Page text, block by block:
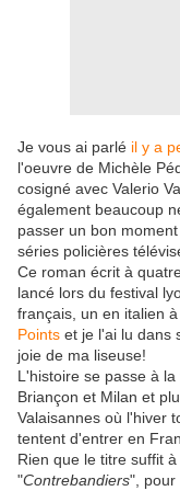
Je vous ai parlé il y a
l'oeuvre de Michèle
cosigné avec Valerio
également beaucoup
passer un bon
séries policières
Ce roman écrit à
lancé lors du festival
français, un en italien
Points et je l'ai lu dans
joie de ma liseuse!
L'histoire se passe à
Briançon et Milan et
Valaisannes où l'hiver
tentent d'entrer en
Rien que le titre suffit
"Contrebandiers", pour